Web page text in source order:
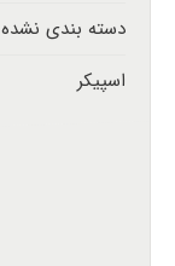
دسته بندی نشده
اسپیکر